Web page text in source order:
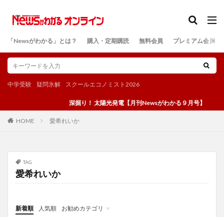
「Newsがわかる」とは？ 購入・定期購読 無料会員 プレミアム会員
中学受験 疑問氷解 スクールエコノミスト2026
深掘り！ 太陽光発電【月刊Newsがわかる９月号】
HOME 愛希れいか
TAG
愛希れいか
新着順 人気順
お勧めカテゴリ
検索